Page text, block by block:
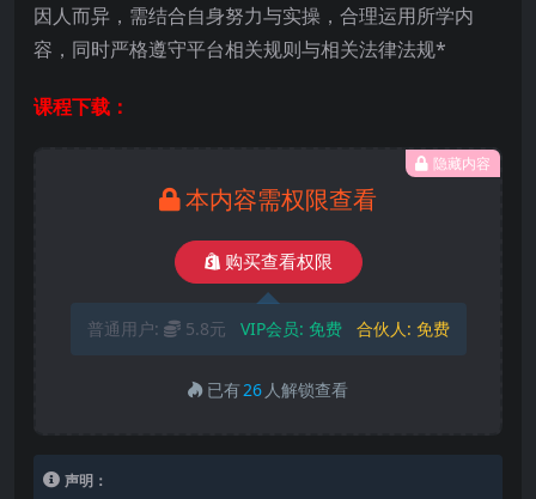
因人而异，需结合自身努力与实操，合理运用所学内
容，同时严格遵守平台相关规则与相关法律法规*
课程下载：
隐藏内容
本内容需权限查看
购买查看权限
普通用户: 5.8元 VIP会员: 免费 合伙人: 免费
已有26 人解锁查看
声明：